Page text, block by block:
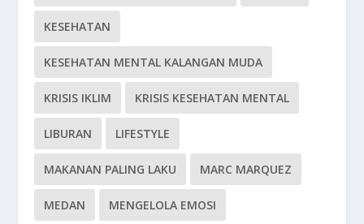
KESEHATAN
KESEHATAN MENTAL KALANGAN MUDA
KRISIS IKLIM KRISIS KESEHATAN MENTAL
LIBURAN LIFESTYLE
MAKANAN PALING LAKU MARC MARQUEZ
MEDAN MENGELOLA EMOSI